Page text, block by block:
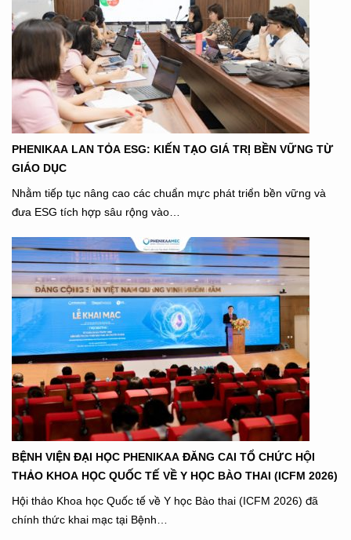
PHENIKAA LAN TỎA ESG: KIẾN TẠO GIÁ TRỊ BỀN VỮNG TỪ
GIÁO DỤC
Nhằm tiếp tục nâng cao các chuẩn mực phát triển bền vững và
đưa ESG tích hợp sâu rộng vào…
BỆNH VIỆN ĐẠI HỌC PHENIKAA ĐĂNG CAI TỔ CHỨC HỘI
THẢO KHOA HỌC QUỐC TẾ VỀ Y HỌC BÀO THAI (ICFM 2026)
Hội thảo Khoa học Quốc tế về Y học Bào thai (ICFM 2026) đã
chính thức khai mạc tại Bệnh…